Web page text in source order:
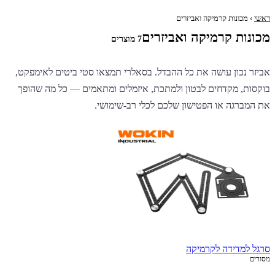
ראשי › מכונות קרמיקה ואביזרים
מכונות קרמיקה ואביזרים7 מוצרים
אביזר נכון עושה את כל ההבדל. בסאלרי תמצאו סטי ביטים לאימפקט,
בוקסות, מקדחים לבטון ולמתכת, איזמלים ומתאמים — כל מה שהופך
את המברגה או הפטישון שלכם לכלי רב-שימושי.
סרגל למדידה לקרמיקה
מסורים